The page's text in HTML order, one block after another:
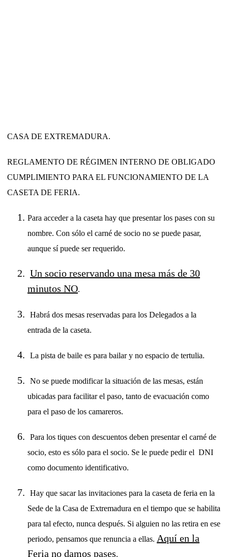
CASA DE EXTREMADURA.
REGLAMENTO DE RÉGIMEN INTERNO DE OBLIGADO
CUMPLIMIENTO PARA EL FUNCIONAMIENTO DE LA
CASETA DE FERIA.
Para acceder a la caseta hay que presentar los pases con su
nombre. Con sólo el carné de socio no se puede pasar,
aunque sí puede ser requerido.
Un socio reservando una mesa más de 30
minutos NO.
Habrá dos mesas reservadas para los Delegados a la
entrada de la caseta.
La pista de baile es para bailar y no espacio de tertulia.
No se puede modificar la situación de las mesas, están
ubicadas para facilitar el paso, tanto de evacuación como
para el paso de los camareros.
Para los tiques con descuentos deben presentar el carné de
socio, esto es sólo para el socio. Se le puede pedir el DNI
como documento identificativo.
Hay que sacar las invitaciones para la caseta de feria en la
Sede de la Casa de Extremadura en el tiempo que se habilita
para tal efecto, nunca después. Si alguien no las retira en ese
periodo, pensamos que renuncia a ellas. Aquí en la
Feria no damos pases.